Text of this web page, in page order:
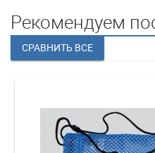
Рекомендуем